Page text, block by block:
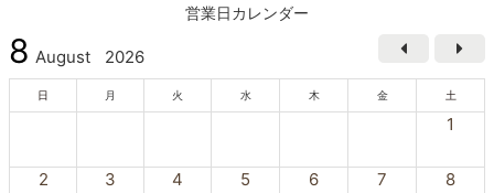
営業日カレンダー
8 August 2026
日 月 火 水 木 金 土
1
2 3 4 5 6 7 8